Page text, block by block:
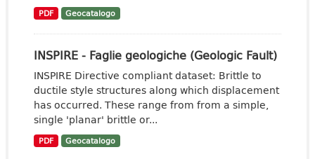
PDF Geocatalogo
INSPIRE - Faglie geologiche (Geologic Fault)
INSPIRE Directive compliant dataset: Brittle to
ductile style structures along which displacement
has occurred. These range from from a simple,
single 'planar' brittle or...
PDF Geocatalogo